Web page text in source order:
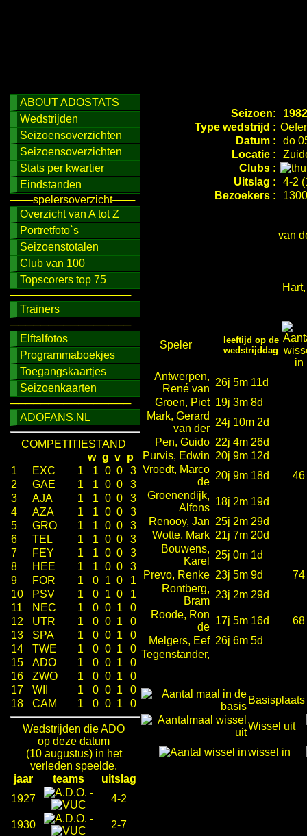
ABOUT ADOSTATS
Wedstrijden
Seizoensoverzichten
Seizoensoverzichten
Stats per kwartier
Eindstanden
───spelersoverzicht───
Overzicht van A tot Z
Portretfoto`s
Seizoenstotalen
Club van 100
Topscorers top 75
────────────────
Trainers
────────────────
Elftalfotos
Programmaboekjes
Toegangskaartjes
Seizoenkaarten
────────────────
ADOFANS.NL
COMPETITIESTAND
w g v p
1
EXC 1 1 0 0
3
2
GAE 1 1 0 0
3
3
AJA 1 1 0 0
3
4
AZA 1 1 0 0
3
5
GRO 1 1 0 0
3
6
TEL 1 1 0 0
3
7
FEY 1 1 0 0
3
8
HEE 1 1 0 0
3
9
FOR 1 0 1 0
1
10
PSV 1 0 1 0
1
11
NEC 1 0 0 1
0
12
UTR 1 0 0 1
0
13
SPA 1 0 0 1
0
14
TWE 1 0 0 1
0
15
ADO 1 0 0 1
0
16
ZWO 1 0 0 1
0
17
WII 1 0 0 1
0
18
CAM 1 0 0 1 0
Wedstrijden die ADO
op deze datum
(10 augustus) in het
verleden speelde.
jaar
teams
uitslag
1927
-
4-2
1930
-
2-7
Seizoen:
Type wedstrijd :
Datum :
do
Locatie :
Clubs :
Uitslag :
4-2
Bezoekers :
1300
van
Speler
leeftijd op de
wedstrijddag
Antwerpen,
René van
26j 5m 11d
Groen, Piet 19j 3m 8d
Mark, Gerard
van der
24j 10m 2d
Pen, Guido 22j 4m 26d
Purvis, Edwin 20j 9m 12d
Vroedt, Marco
de
20j 9m 18d
46
Groenendijk,
Alfons
18j 2m 19d
Renooy, Jan 25j 2m 29d
Wotte, Mark 21j 7m 20d
Bouwens,
Karel
25j 0m 1d
Prevo, Renke 23j 5m 9d
74
Rontberg,
Bram
23j 2m 29d
Roode, Ron
de
17j 5m 16d
68
Melgers, Eef 26j 6m 5d
Tegenstander,
Basisplaats
Wissel uit
wissel in